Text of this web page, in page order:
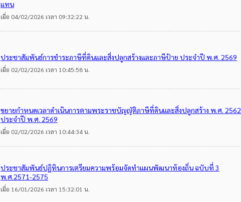
แทน
เมื่อ 04/02/2026 เวลา 09:32:22 น.
ประชาสัมพันธ์การชำระภาษีที่ดินและสิ่งปลูกสร้างและภาษีป้าย ประจำปี พ.ศ. 2569
เมื่อ 02/02/2026 เวลา 10:45:58 น.
ขยายกำหนดเวลาดำเนินการตามพระราชบัญญัติภาษีที่ดินและสิ่งปลูกสร้าง พ.ศ. 2562
ประจำปี พ.ศ. 2569
เมื่อ 02/02/2026 เวลา 10:44:34 น.
ประชาสัมพันธ์ปฏิทินการเตรียมความพร้อมจัดทำแผนพัฒนาท้องถิ่น ฉบับที่ 3
พ.ศ.2571-2575
เมื่อ 16/01/2026 เวลา 15:32:01 น.